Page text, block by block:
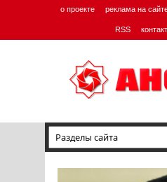
о проекте реклама на
RSS